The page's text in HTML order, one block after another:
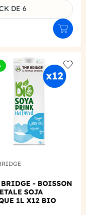
DE 6
Add
- BOISSON
SOJA
1L X12 BIO